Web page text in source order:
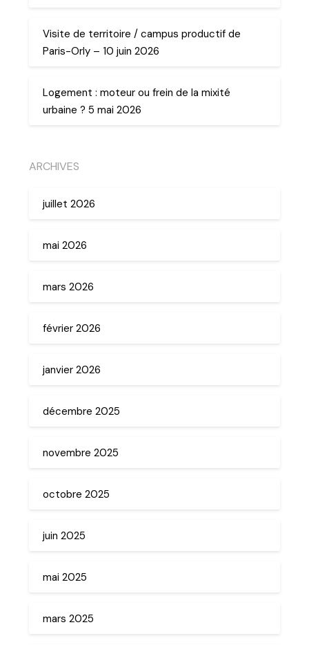
Visite de territoire / campus productif de
Paris-Orly – 10 juin 2026
Logement : moteur ou frein de la mixité
urbaine ? 5 mai 2026
ARCHIVES
juillet 2026
mai 2026
mars 2026
février 2026
janvier 2026
décembre 2025
novembre 2025
octobre 2025
juin 2025
mai 2025
mars 2025